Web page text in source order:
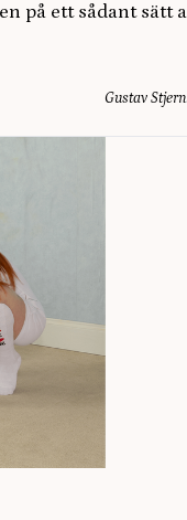
på ett sådant sätt
Gustav